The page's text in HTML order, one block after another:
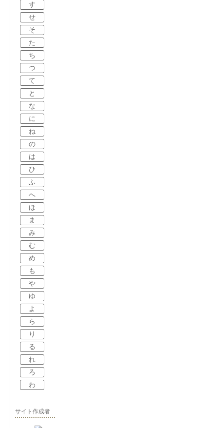
す
せ
そ
た
ち
つ
て
と
な
に
ね
の
は
ひ
ふ
へ
ほ
ま
み
む
め
も
や
ゆ
よ
ら
り
る
れ
ろ
わ
サイト作成者